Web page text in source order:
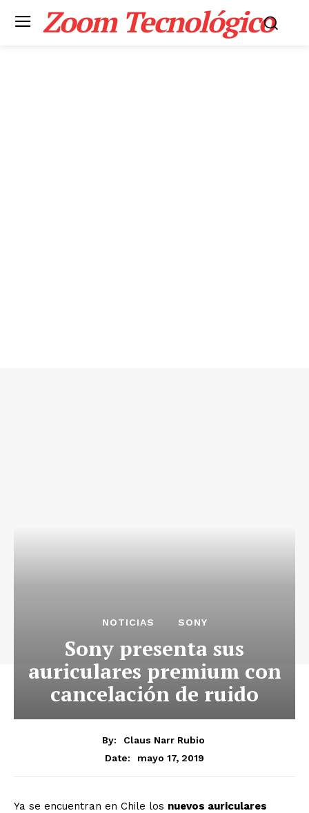
Zoom Tecnológico
NOTICIAS SONY
Sony presenta sus
auriculares premium con
cancelación de ruido
By:
Claus Narr Rubio
Date:
mayo 17, 2019
Ya se encuentran en Chile los nuevos auriculares